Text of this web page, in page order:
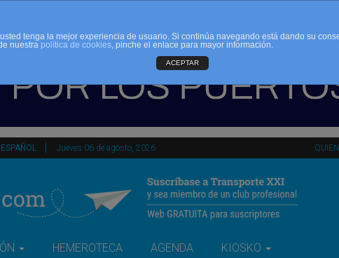
Jueves 06 de agosto, 2026
HEMEROTECA AGENDA KIOSKO
tenga la mejor experiencia de usuario. Si continúa navegando está dando su
nuestra política de cookies, pinche el enlace para mayor información.
ACEPTAR